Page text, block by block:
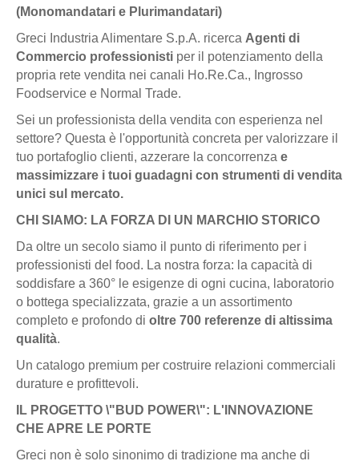
(Monomandatari e Plurimandatari)
Greci Industria Alimentare S.p.A. ricerca Agenti di
Commercio professionisti per il potenziamento della
propria rete vendita nei canali Ho.Re.Ca., Ingrosso
Foodservice e Normal Trade.
Sei un professionista della vendita con esperienza nel
settore? Questa è l'opportunità concreta per valorizzare il
tuo portafoglio clienti, azzerare la concorrenza e
massimizzare i tuoi guadagni con strumenti di vendita
unici sul mercato.
CHI SIAMO: LA FORZA DI UN MARCHIO STORICO
Da oltre un secolo siamo il punto di riferimento per i
professionisti del food. La nostra forza: la capacità di
soddisfare a 360° le esigenze di ogni cucina, laboratorio
o bottega specializzata, grazie a un assortimento
completo e profondo di oltre 700 referenze di altissima
qualità.
Un catalogo premium per costruire relazioni commerciali
durature e profittevoli.
IL PROGETTO \"BUD POWER\": L'INNOVAZIONE
CHE APRE LE PORTE
Greci non è solo sinonimo di tradizione ma anche di